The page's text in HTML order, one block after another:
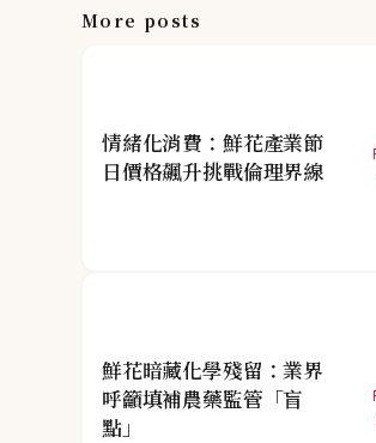
More posts
情緒化消費：鮮花產業節
日價格飆升挑戰倫理界線
鮮花暗藏化學殘留：業界
呼籲填補農藥監管「盲
點」